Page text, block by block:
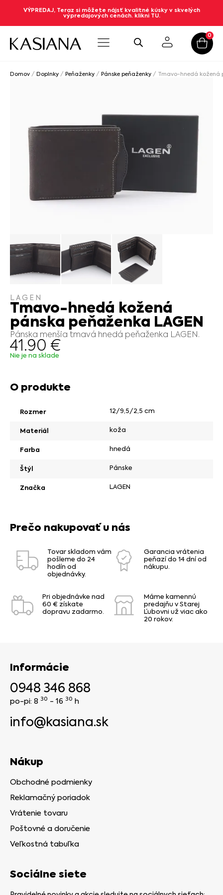
VÝPREDAJ, Teraz si môžete nájsť kvalitné kúsky v skvelých
výpredajových cenách. klikni TU.
0
Domov / Doplnky / Peňaženky / Pánske peňaženky / Tmavo-hnedá kožená
LAGEN
Tmavo-hnedá kožená
pánska peňaženka LAGEN
Pánska menšia tmavá hnedá peňaženka LAGEN.
41.90 €
Nie je na sklade
O produkte
Rozmer 12/9,5/2,5 cm
Materiál koža
Farba hnedá
Štýl Pánske
Značka LAGEN
Prečo nakupovať u nás
Tovar skladom vám
pošleme do 24
hodín od
objednávky.
Garancia vrátenia
peňazí do 14 dní od
nákupu.
Pri objednávke nad
60 € získate
dopravu zadarmo.
Máme kamennú
predajňu v Starej
Ľubovni už viac ako
20 rokov.
Informácie
0948 346 868
po-pi: 8 30 - 16 30 h
info@kasiana.sk
Nákup
Obchodné podmienky
Reklamačný poriadok
Vrátenie tovaru
Poštovné a doručenie
Veľkostná tabuľka
Sociálne siete